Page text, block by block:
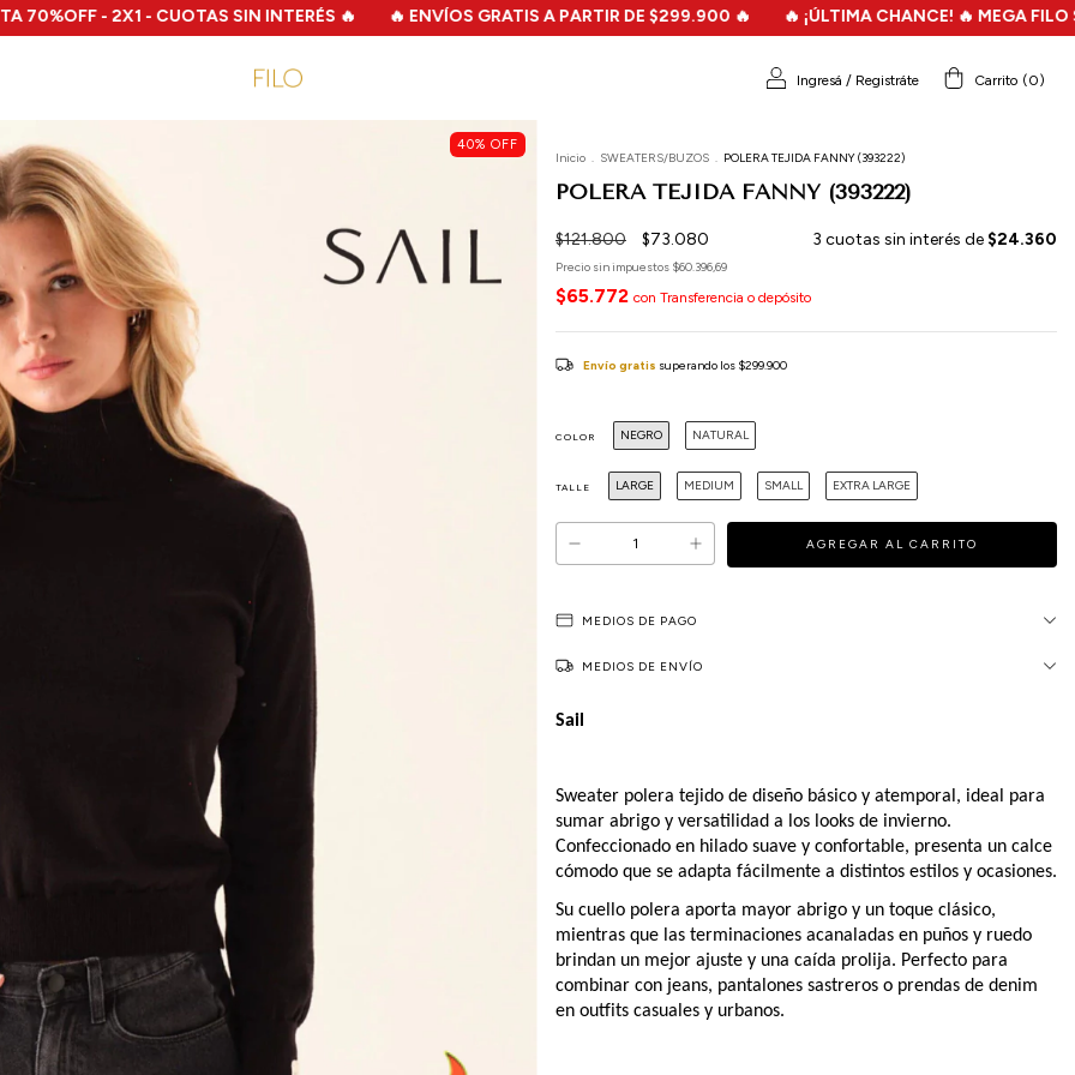
- CUOTAS SIN INTERÉS 🔥 🔥 ENVÍOS GRATIS A PARTIR DE $299.900 🔥 🔥 ¡ÚLTIMA CHANCE! 🔥 MEGA FILO SALE -
Ingresá / Registráte Carrito (0)
40% OFF
Inicio . SWEATERS/BUZOS . POLERA TEJIDA FANNY (393222)
POLERA TEJIDA FANNY (393222)
$121.800 $73.080 3 cuotas sin interés de $24.360
Precio sin impuestos $60.396,69
$65.772 con Transferencia o depósito
Envío gratis superando los $299.900
COLOR NEGRO NATURAL
TALLE LARGE MEDIUM SMALL EXTRA LARGE
MEDIOS DE PAGO
MEDIOS DE ENVÍO
Sail
Sweater polera tejido de diseño básico y atemporal, ideal para
sumar abrigo y versatilidad a los looks de invierno.
Confeccionado en hilado suave y confortable, presenta un calce
cómodo que se adapta fácilmente a distintos estilos y ocasiones.
Su cuello polera aporta mayor abrigo y un toque clásico,
mientras que las terminaciones acanaladas en puños y ruedo
brindan un mejor ajuste y una caída prolija. Perfecto para
combinar con jeans, pantalones sastreros o prendas de denim
en outfits casuales y urbanos.